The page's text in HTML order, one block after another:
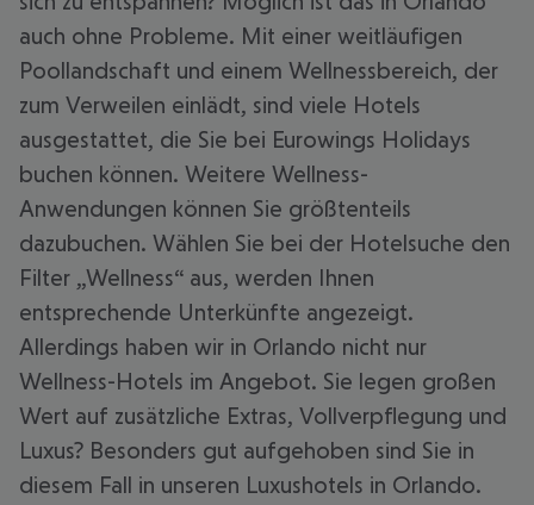
auch ohne Probleme. Mit einer weitläufigen
Poollandschaft und einem Wellnessbereich, der
zum Verweilen einlädt, sind viele Hotels
ausgestattet, die Sie bei Eurowings Holidays
buchen können. Weitere Wellness-
Anwendungen können Sie größtenteils
dazubuchen. Wählen Sie bei der Hotelsuche den
Filter „Wellness“ aus, werden Ihnen
entsprechende Unterkünfte angezeigt.
Allerdings haben wir in Orlando nicht nur
Wellness-Hotels im Angebot. Sie legen großen
Wert auf zusätzliche Extras, Vollverpflegung und
Luxus? Besonders gut aufgehoben sind Sie in
diesem Fall in unseren Luxushotels in Orlando.